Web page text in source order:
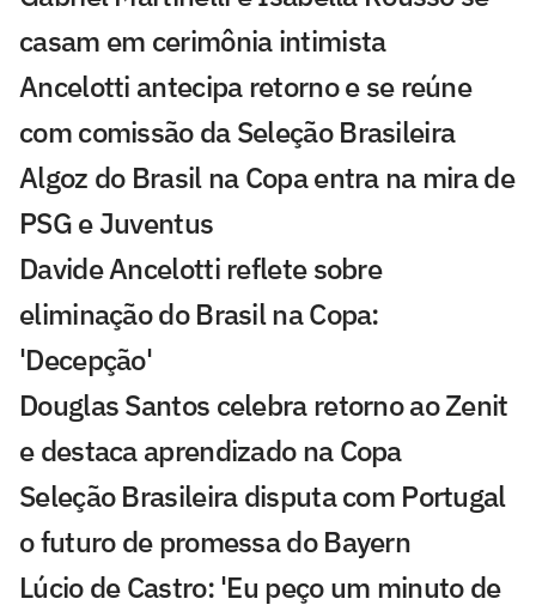
casam em cerimônia intimista
Ancelotti antecipa retorno e se reúne
com comissão da Seleção Brasileira
Algoz do Brasil na Copa entra na mira de
PSG e Juventus
Davide Ancelotti reflete sobre
eliminação do Brasil na Copa:
'Decepção'
Douglas Santos celebra retorno ao Zenit
e destaca aprendizado na Copa
Seleção Brasileira disputa com Portugal
o futuro de promessa do Bayern
Lúcio de Castro: 'Eu peço um minuto de